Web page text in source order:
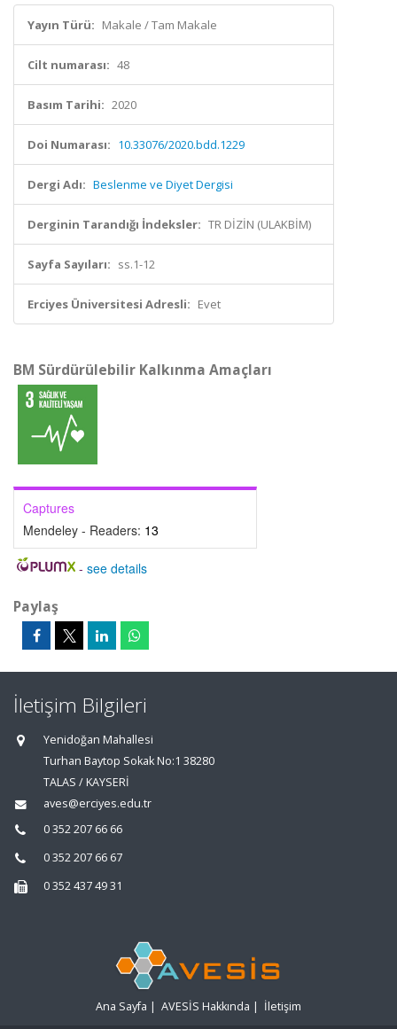
Yayın Türü: Makale / Tam Makale
Cilt numarası: 48
Basım Tarihi: 2020
Doi Numarası: 10.33076/2020.bdd.1229
Dergi Adı: Beslenme ve Diyet Dergisi
Derginin Tarandığı İndeksler: TR DİZİN (ULAKBİM)
Sayfa Sayıları: ss.1-12
Erciyes Üniversitesi Adresli: Evet
BM Sürdürülebilir Kalkınma Amaçları
Captures
Mendeley - Readers: 13
- see details
Paylaş
İletişim Bilgileri
Yenidoğan Mahallesi
Turhan Baytop Sokak No:1 38280
TALAS / KAYSERİ
aves@erciyes.edu.tr
0 352 207 66 66
0 352 207 66 67
0 352 437 49 31
Ana Sayfa | AVESİS Hakkında | İletişim